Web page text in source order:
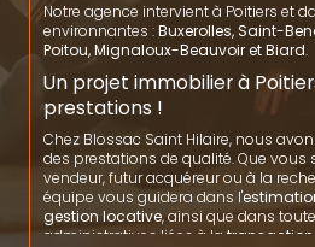
Notre agence intervient à Poitiers et
environnantes :Buxerolles, Saint-
Poitou, Mignaloux-Beauvoir et Biard.
Un projet immobilier à
prestations !
Chez Blossac Saint Hilaire, nous
des prestations de qualité. Que vous
vendeur, futur acquéreur ou à la
équipe vous guidera dans l'
gestion locative, ainsi que dans
administratives liées à la